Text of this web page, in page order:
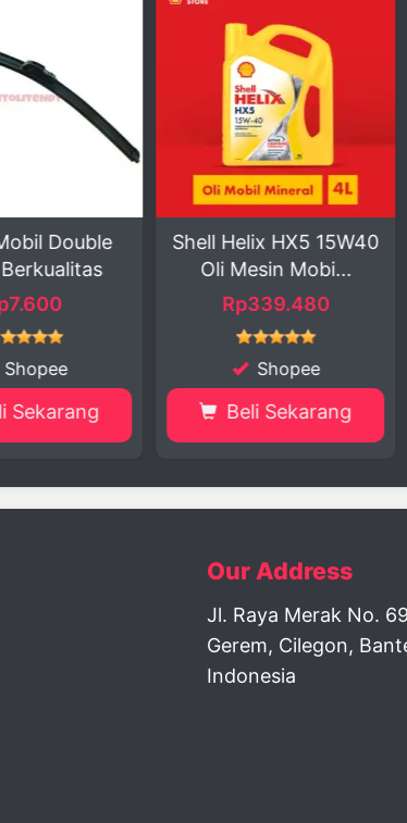
Double
Shell Helix HX5 15W40
Oli Mesin Mobi...
Rp339.480
Shopee
Beli Sekarang
Our Address
Jl. Raya Merak No. 69
Gerem, Cilegon,
Indonesia